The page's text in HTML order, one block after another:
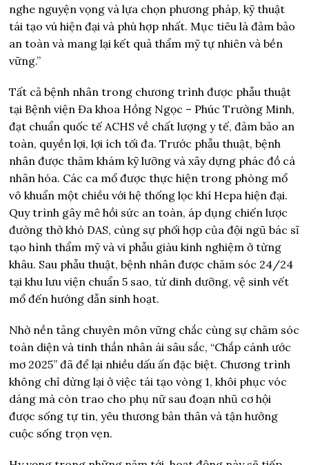
nghe nguyện vọng và lựa chọn phương pháp, kỹ thuật
tái tạo vú hiện đại và phù hợp nhất. Mục tiêu là đảm bảo
an toàn và mang lại kết quả thẩm mỹ tự nhiên và bền
vững.”
Tất cả bệnh nhân trong chương trình được phẫu thuật
tại Bệnh viện Đa khoa Hồng Ngọc – Phúc Trường Minh,
đạt chuẩn quốc tế ACHS về chất lượng y tế, đảm bảo an
toàn, quyền lợi, lợi ích tối đa. Trước phẫu thuật, bệnh
nhân được thăm khám kỹ lưỡng và xây dựng phác đồ cá
nhân hóa. Các ca mổ được thực hiện trong phòng mổ
vô khuẩn một chiều với hệ thống lọc khí Hepa hiện đại.
Quy trình gây mê hồi sức an toàn, áp dụng chiến lược
đường thở khó DAS, cùng sự phối hợp của đội ngũ bác sĩ
tạo hình thẩm mỹ và vi phẫu giàu kinh nghiệm ở từng
khâu. Sau phẫu thuật, bệnh nhân được chăm sóc 24/24
tại khu lưu viện chuẩn 5 sao, từ dinh dưỡng, vệ sinh vết
mổ đến hướng dẫn sinh hoạt.
Nhờ nền tảng chuyên môn vững chắc cùng sự chăm sóc
toàn diện và tinh thần nhân ái sâu sắc, “Chắp cánh ước
mơ 2025” đã để lại nhiều dấu ấn đặc biệt. Chương trình
không chỉ dừng lại ở việc tái tạo vòng 1, khôi phục vóc
dáng mà còn trao cho phụ nữ sau đoạn nhũ cơ hội
được sống tự tin, yêu thương bản thân và tận hưởng
cuộc sống trọn vẹn.